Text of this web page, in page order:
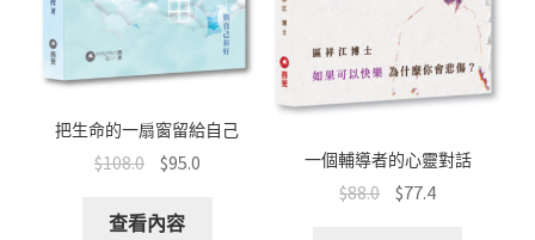
把生命的一扇窗留給自己
$108.0 $95.0
查看內容
一個輔導者的心靈對話
$88.0 $77.4